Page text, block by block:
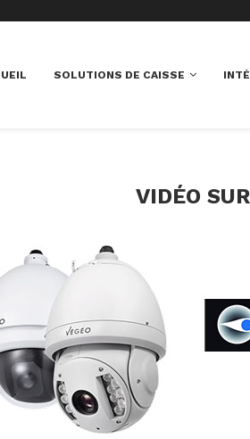
SOLUTIONS DE CAISSE
VIDÉO